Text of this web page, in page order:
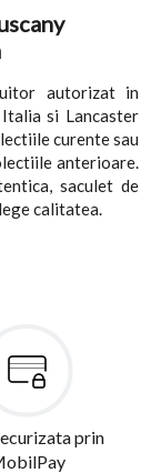
autorizat in
si Lancaster
curente sau
anterioare.
saculet de
calitatea.
prin